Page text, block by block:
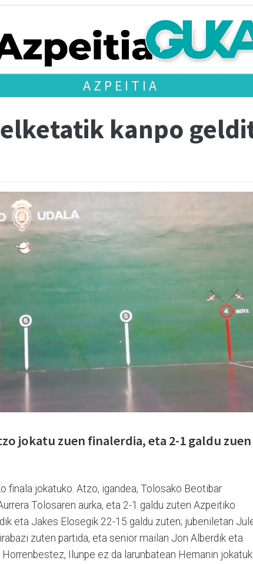
AZPEITIA
kanpo
jokatu zuen finalerdia, eta 2-1 galdu zuen
finala jokatuko. Atzo, igandea, Tolosako Beotibar
Tolosaren aurka, eta 2-1 galdu zuten Azpeitiko
eta Jakes Elosegik 22-15 galdu zuten; jubeniletan
zuten partida, eta senior mailan Jon Alberdik eta
Ilunpe ez da larunbatean Hernanin